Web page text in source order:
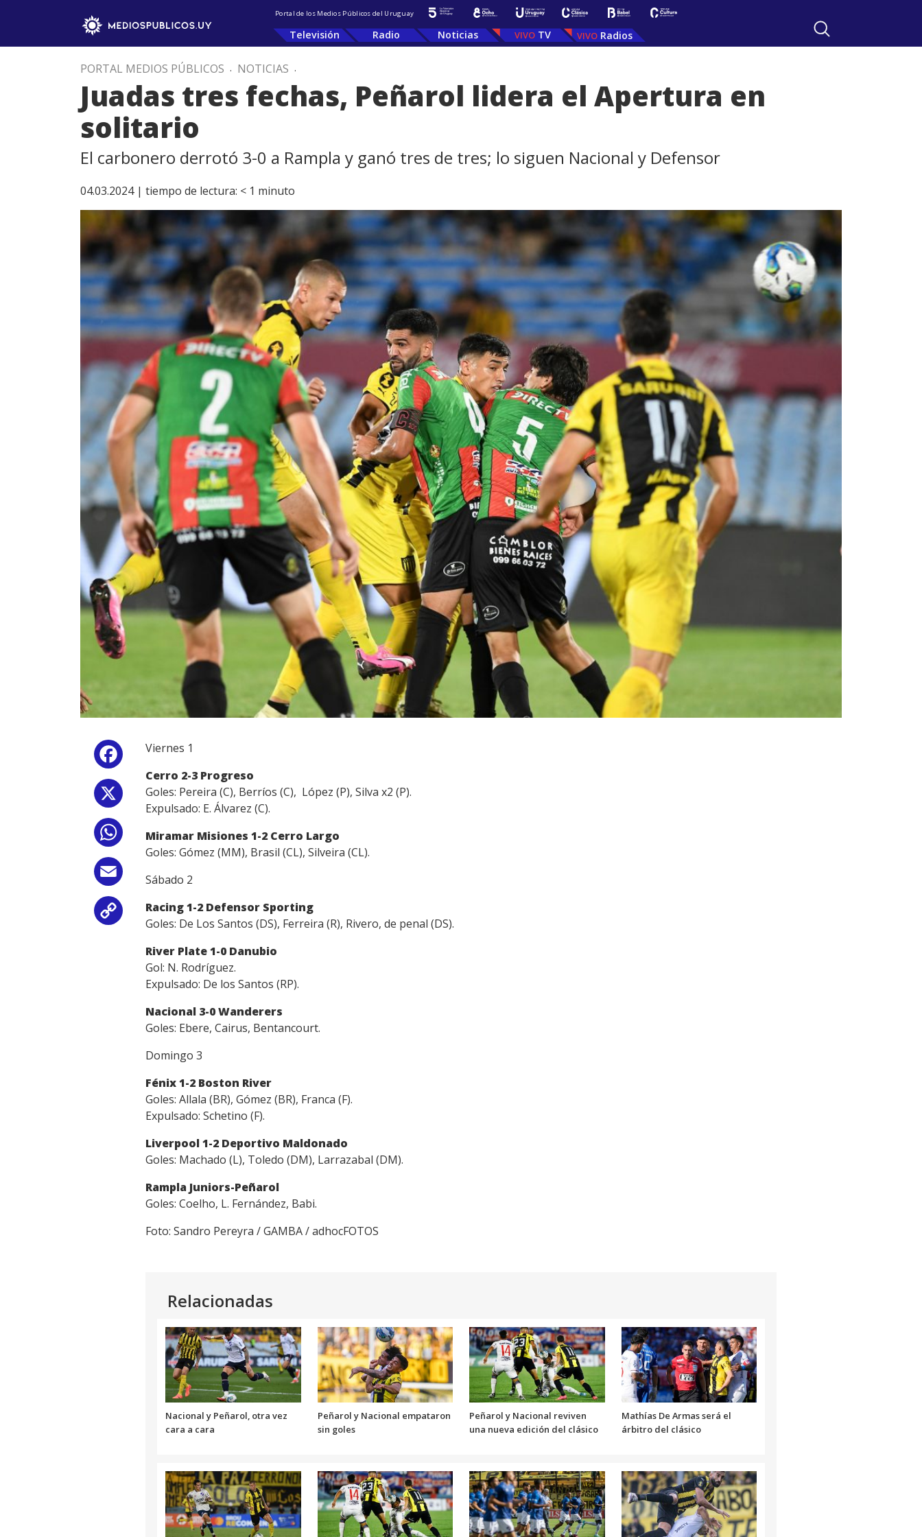
Portal de los Medios Públicos del Uruguay
Televisión Radio Noticias TV Radios
PORTAL MEDIOS PÚBLICOS . NOTICIAS .
Juadas tres fechas, Peñarol lidera el Apertura en
solitario
El carbonero derrotó 3-0 a Rampla y ganó tres de tres; lo siguen Nacional y Defensor
04.03.2024 | tiempo de lectura: < 1 minuto
Facebook
WhatsApp
Email
Copy
Viernes 1
Cerro 2-3 Progreso
Goles: Pereira (C), Berríos (C), López (P), Silva x2 (P).
Expulsado: E. Álvarez (C).
Miramar Misiones 1-2 Cerro Largo
Goles: Gómez (MM), Brasil (CL), Silveira (CL).
Sábado 2
Racing 1-2 Defensor Sporting
Goles: De Los Santos (DS), Ferreira (R), Rivero, de penal (DS).
River Plate 1-0 Danubio
Gol: N. Rodríguez.
Expulsado: De los Santos (RP).
Nacional 3-0 Wanderers
Goles: Ebere, Cairus, Bentancourt.
Domingo 3
Fénix 1-2 Boston River
Goles: Allala (BR), Gómez (BR), Franca (F).
Expulsado: Schetino (F).
Liverpool 1-2 Deportivo Maldonado
Goles: Machado (L), Toledo (DM), Larrazabal (DM).
Rampla Juniors-Peñarol
Goles: Coelho, L. Fernández, Babi.
Foto: Sandro Pereyra / GAMBA / adhocFOTOS
Relacionadas
Nacional y Peñarol, otra vez
cara a cara
Peñarol y Nacional empataron
sin goles
Peñarol y Nacional reviven
una nueva edición del clásico
Mathías De Armas será el
árbitro del clásico